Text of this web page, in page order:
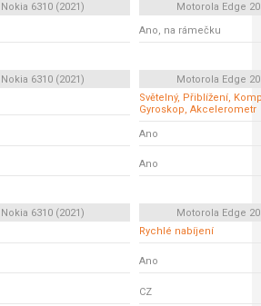
Nokia 6310 (2021)
Motorola Edge
Ano, na rámečku
Nokia 6310 (2021)
Motorola Edge
Světelný, Přiblížení,
Gyroskop, Akcelerometr
Ano
Ano
Nokia 6310 (2021)
Motorola Edge
Rychlé nabíjení
Ano
CZ